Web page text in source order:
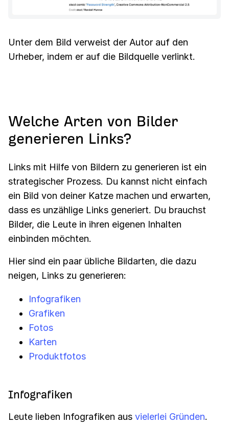
Unter dem Bild verweist der Autor auf den
Urheber, indem er auf die Bildquelle verlinkt.
Welche Arten von Bilder
generieren Links?
Links mit Hilfe von Bildern zu generieren ist ein
strategischer Prozess. Du kannst nicht einfach
ein Bild von deiner Katze machen und erwarten,
dass es unzählige Links generiert. Du brauchst
Bilder, die Leute in ihren eigenen Inhalten
einbinden möchten.
Hier sind ein paar übliche Bildarten, die dazu
neigen, Links zu generieren:
Infografiken
Grafiken
Fotos
Karten
Produktfotos
Infografiken
Leute lieben Infografiken aus vielerlei Gründen.